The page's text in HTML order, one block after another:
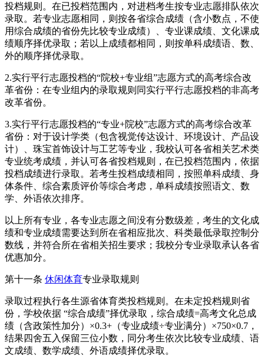
投档规则。在已投档范围内，对进档考生按专业志愿排队依次
录取。若专业志愿相同，则按各省综合成绩（含小数点，不使
用综合成绩的省份先比较专业成绩）、专业课成绩、文化课成
绩顺序择优录取；若以上成绩都相同，则按单科成绩语、数、
外的顺序择优录取。
2.实行平行志愿投档的“院校+专业组”志愿方式的高考综合改
革省份：在专业组内的录取规则同实行平行志愿投档的非高考
改革省份。
3.实行平行志愿投档的“专业+院校”志愿方式的高考综合改革
省份：对于设计学类（包含视觉传达设计、环境设计、产品设
计）、珠宝首饰设计与工艺等专业，我校认可各省相关艺术类
专业统考成绩，并认可各省投档规则，在已投档范围内，依据
投档成绩进行录取。若考生投档成绩相同，按照单科成绩、身
体条件、综合素质评价等综合考虑，单科成绩按照语文、数
学、外语依次排序。
以上所有专业，各专业志愿之间没有分数级差，考生的文化成
绩和专业成绩需要达到所在省相应批次、科类最低录取控制分
数线，并符合所在省相关招生要求；我校分专业录取承认各省
优惠加分。
第十一条 休闲体育专业录取规则
录取过程执行各生源省体育类投档规则。在未定投档规则省
份，学校依据 “综合成绩”择优录取，综合成绩=高考文化总成
绩（含政策性加分）×0.3+（专业成绩÷专业满分）×750×0.7，
结果四舍五入保留三位小数，同分考生依次比较专业成绩、语
文成绩、数学成绩、外语成绩择优录取。